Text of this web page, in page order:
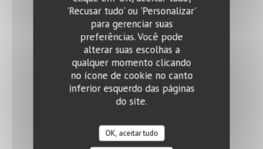
'Recusar tudo' ou 'Personalizar'
para gerenciar suas
preferências. Você pode
alterar suas escolhas a
qualquer momento clicando
no ícone de cookie no canto
inferior esquerdo das páginas
do site.
OK, aceitar tudo